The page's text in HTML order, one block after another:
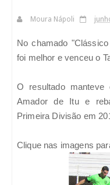
Moura Nápoli
No chamado
foi melhor e venceu o
O resultado
Amador de Itu e
Primeira Divisão em
Clique nas imagens